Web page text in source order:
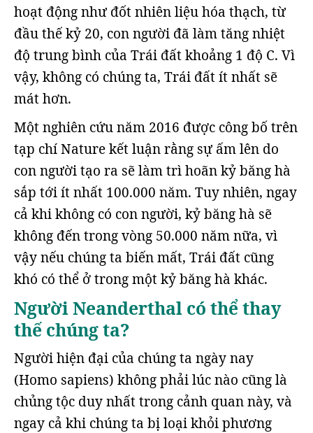
hoạt động như đốt nhiên liệu hóa thạch, từ
đầu thế kỷ 20, con người đã làm tăng nhiệt
độ trung bình của Trái đất khoảng 1 độ C. Vì
vậy, không có chúng ta, Trái đất ít nhất sẽ
mát hơn.
Một nghiên cứu năm 2016 được công bố trên
tạp chí Nature kết luận rằng sự ấm lên do
con người tạo ra sẽ làm trì hoãn kỷ băng hà
sắp tới ít nhất 100.000 năm. Tuy nhiên, ngay
cả khi không có con người, kỷ băng hà sẽ
không đến trong vòng 50.000 năm nữa, vì
vậy nếu chúng ta biến mất, Trái đất cũng
khó có thể ở trong một kỷ băng hà khác.
Người Neanderthal có thể thay
thế chúng ta?
Người hiện đại của chúng ta ngày nay
(Homo sapiens) không phải lúc nào cũng là
chủng tộc duy nhất trong cảnh quan này, và
ngay cả khi chúng ta bị loại khỏi phương